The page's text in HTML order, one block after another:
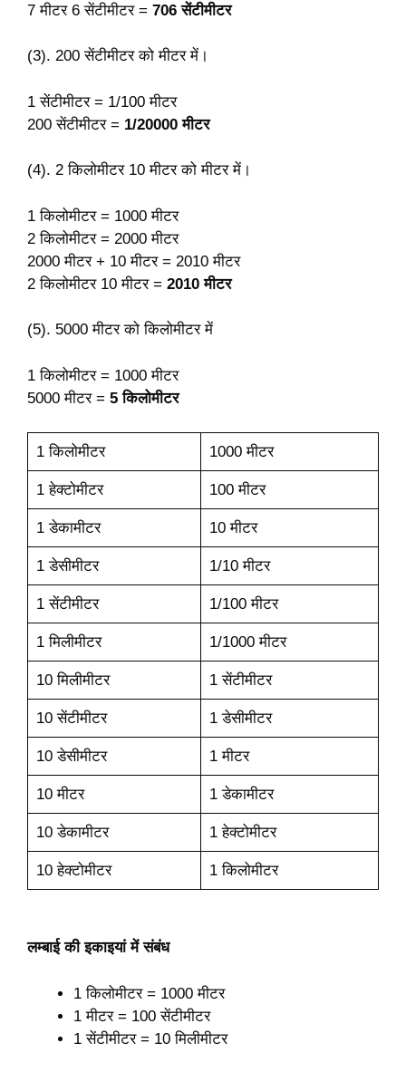
7 मीटर 6 सेंटीमीटर = 706 सेंटीमीटर
(3). 200 सेंटीमीटर को मीटर में।
1 सेंटीमीटर = 1/100 मीटर
200 सेंटीमीटर = 1/20000 मीटर
(4). 2 किलोमीटर 10 मीटर को मीटर में।
1 किलोमीटर = 1000 मीटर
2 किलोमीटर = 2000 मीटर
2000 मीटर + 10 मीटर = 2010 मीटर
2 किलोमीटर 10 मीटर = 2010 मीटर
(5). 5000 मीटर को किलोमीटर में
1 किलोमीटर = 1000 मीटर
5000 मीटर = 5 किलोमीटर
1 किलोमीटर 1000 मीटर
1 हेक्टोमीटर 100 मीटर
1 डेकामीटर 10 मीटर
1 डेसीमीटर 1/10 मीटर
1 सेंटीमीटर 1/100 मीटर
1 मिलीमीटर 1/1000 मीटर
10 मिलीमीटर 1 सेंटीमीटर
10 सेंटीमीटर 1 डेसीमीटर
10 डेसीमीटर 1 मीटर
10 मीटर 1 डेकामीटर
10 डेकामीटर 1 हेक्टोमीटर
10 हेक्टोमीटर 1 किलोमीटर
लम्बाई की इकाइयां में संबंध
1 किलोमीटर = 1000 मीटर
1 मीटर = 100 सेंटीमीटर
1 सेंटीमीटर = 10 मिलीमीटर